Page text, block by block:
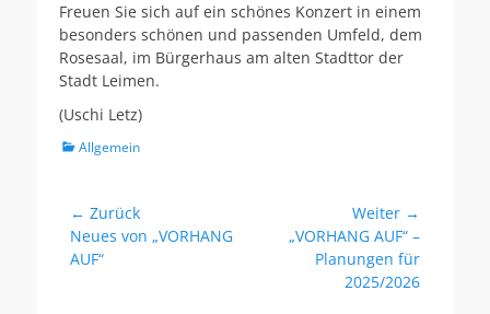
Freuen Sie sich auf ein schönes Konzert in einem
besonders schönen und passenden Umfeld, dem
Rosesaal, im Bürgerhaus am alten Stadttor der
Stadt Leimen.
(Uschi Letz)
Kategorien
Allgemein
Beitragsnavigation
← Zurück
Vorheriger
Beitrag:
Neues von „VORHANG
AUF“
Weiter →
Nächster„VORHANG AUF“ –
Planungen für
2025/2026